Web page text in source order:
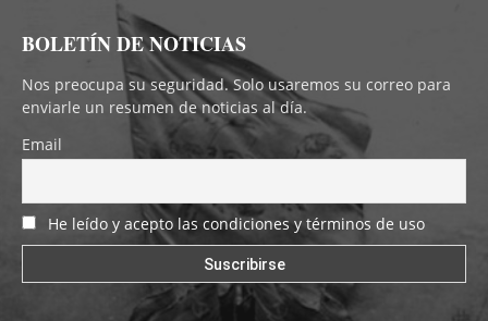
BOLETÍN DE NOTICIAS
Nos preocupa su seguridad. Solo usaremos su correo para
enviarle un resumen de noticias al día.
Email
He leído y acepto las condiciones y términos de uso